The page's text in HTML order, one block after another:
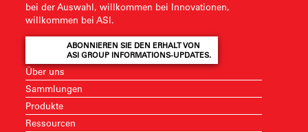
bei der Auswahl, willkommen bei Innovationen,
willkommen bei ASI.
ABONNIEREN SIE DEN ERHALT VON
ASI GROUP INFORMATIONS-UPDATES.
Über uns
Sammlungen
Produkte
Ressourcen